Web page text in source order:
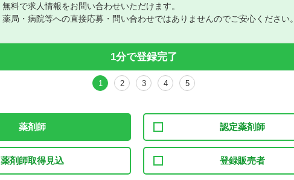
無料で求人情報をお問い合わせいただけます。
薬局・病院等への直接応募・問い合わせではありませんのでご安心ください。
1分で登録完了
1 2 3 4 5
薬剤師 認定薬剤師
薬剤師取得見込 登録販売者